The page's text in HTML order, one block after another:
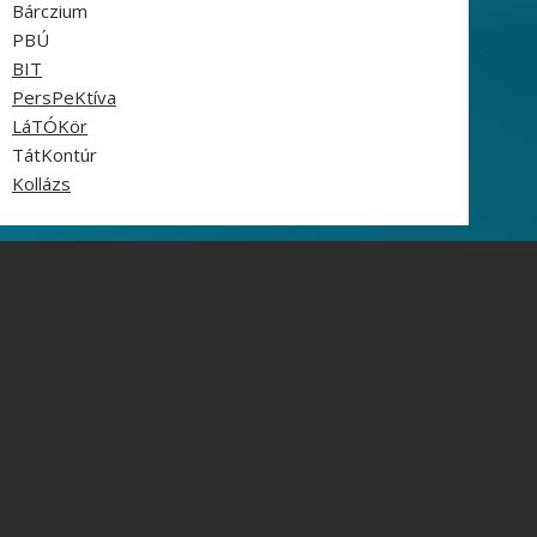
Bárczium
PBÚ
BIT
PersPeKtíva
LáTÓKör
TátKontúr
Kollázs